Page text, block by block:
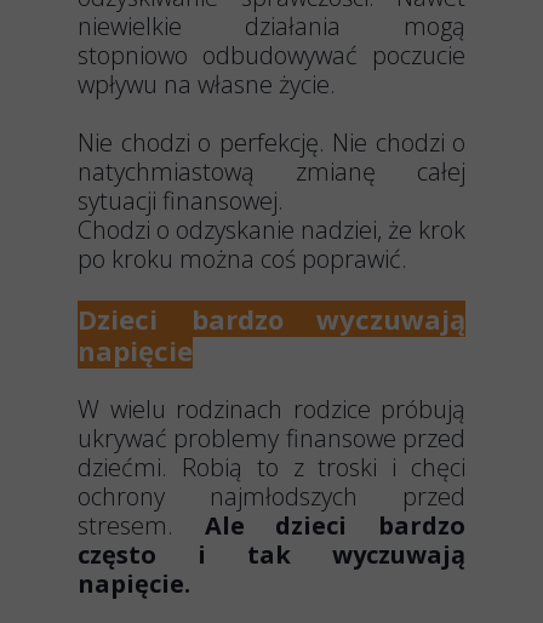
niewielkie działania mogą
stopniowo odbudowywać poczucie
wpływu na własne życie.
Nie chodzi o perfekcję. Nie chodzi o
natychmiastową zmianę całej
sytuacji finansowej.
Chodzi o odzyskanie nadziei, że krok
po kroku można coś poprawić.
Dzieci bardzo wyczuwają
napięcie
W wielu rodzinach rodzice próbują
ukrywać problemy finansowe przed
dziećmi. Robią to z troski i chęci
ochrony najmłodszych przed
stresem. Ale dzieci bardzo
często i tak wyczuwają
napięcie.